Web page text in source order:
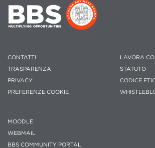
CONTATTI
TRASPARENZA
PRIVACY
PREFERENZE COOKIE
LAVORA
STATUTO
CODICE
MOODLE
WEBMAIL
BBS COMMUNITY PORTAL